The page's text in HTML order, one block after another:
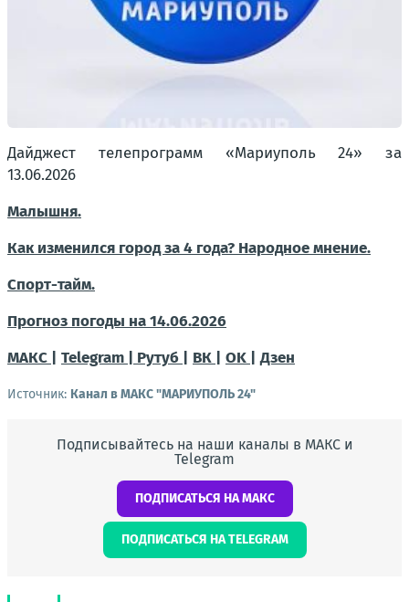
Дайджест телепрограмм «Мариуполь 24» за
13.06.2026
Малышня.
Как изменился город за 4 года? Народное мнение.
Спорт-тайм.
Прогноз погоды на 14.06.2026
МАКС |
Telegram | Рутуб | ВК | OK | Дзен
Источник: Канал в МАКС "МАРИУПОЛЬ 24"
Подписывайтесь на наши каналы в МАКС и
Telegram
ПОДПИСАТЬСЯ НА МАКС
ПОДПИСАТЬСЯ НА TELEGRAM